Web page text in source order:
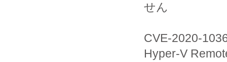
せん
CVE-2020-
Hyper-V